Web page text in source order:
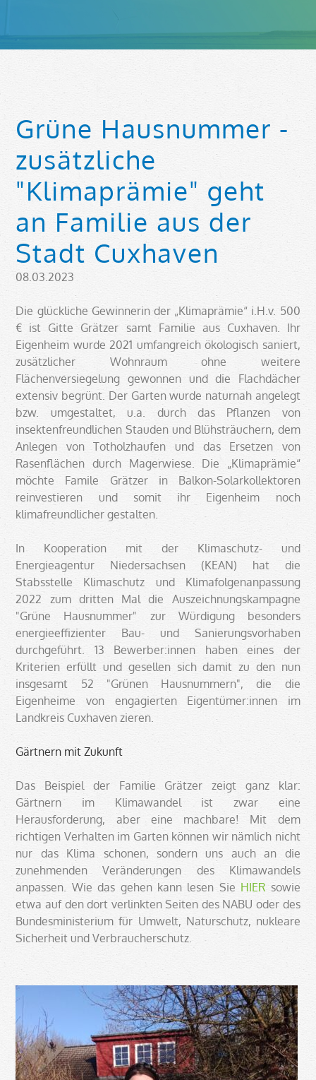
Grüne Hausnummer -
zusätzliche
"Klimaprämie" geht
an Familie aus der
Stadt Cuxhaven
08.03.2023
Die glückliche Gewinnerin der „Klimaprämie“ i.H.v. 500
€ ist Gitte Grätzer samt Familie aus Cuxhaven. Ihr
Eigenheim wurde 2021 umfangreich ökologisch saniert,
zusätzlicher Wohnraum ohne weitere
Flächenversiegelung gewonnen und die Flachdächer
extensiv begrünt. Der Garten wurde naturnah angelegt
bzw. umgestaltet, u.a. durch das Pflanzen von
insektenfreundlichen Stauden und Blühsträuchern, dem
Anlegen von Totholzhaufen und das Ersetzen von
Rasenflächen durch Magerwiese. Die „Klimaprämie“
möchte Famile Grätzer in Balkon-Solarkollektoren
reinvestieren und somit ihr Eigenheim noch
klimafreundlicher gestalten.
In Kooperation mit der Klimaschutz- und
Energieagentur Niedersachsen (KEAN) hat die
Stabsstelle Klimaschutz und Klimafolgenanpassung
2022 zum dritten Mal die Auszeichnungskampagne
"Grüne Hausnummer" zur Würdigung besonders
energieeffizienter Bau- und Sanierungsvorhaben
durchgeführt. 13 Bewerber:innen haben eines der
Kriterien erfüllt und gesellen sich damit zu den nun
insgesamt 52 "Grünen Hausnummern", die die
Eigenheime von engagierten Eigentümer:innen im
Landkreis Cuxhaven zieren.
Gärtnern mit Zukunft
Das Beispiel der Familie Grätzer zeigt ganz klar:
Gärtnern im Klimawandel ist zwar eine
Herausforderung, aber eine machbare! Mit dem
richtigen Verhalten im Garten können wir nämlich nicht
nur das Klima schonen, sondern uns auch an die
zunehmenden Veränderungen des Klimawandels
anpassen. Wie das gehen kann lesen Sie HIER sowie
etwa auf den dort verlinkten Seiten des NABU oder des
Bundesministerium für Umwelt, Naturschutz, nukleare
Sicherheit und Verbraucherschutz.